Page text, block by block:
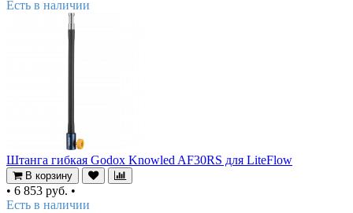
Есть в наличии
Штанга гибкая Godox Knowled AF30RS для LiteFlow
В корзину
• 6 853 руб. •
Есть в наличии